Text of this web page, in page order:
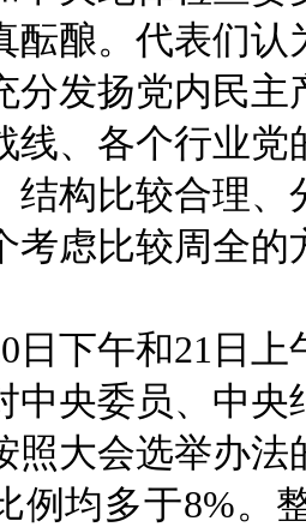
酝酿。代表们
分发扬党内民
线、各个行业
结构比较合理
考虑比较周全的
下午和21日上
中央委员、中
照大会选举办
例均多于8%。